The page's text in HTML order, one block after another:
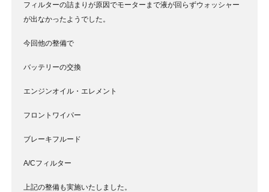
フィルターの詰まりが原因でモーターまで液が回らずウォッシャー
が出なかったようでした。
今回他の整備で
バッテリーの交換
エンジンオイル・エレメント
フロントワイパー
ブレーキフルード
A/Cフィルター
上記の整備も実施いたしました。